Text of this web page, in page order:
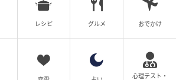
レシピ グルメ おでかけ
心理テスト・